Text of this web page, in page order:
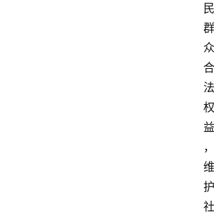
民
群
众
合
法
权
益
，
维
护
社